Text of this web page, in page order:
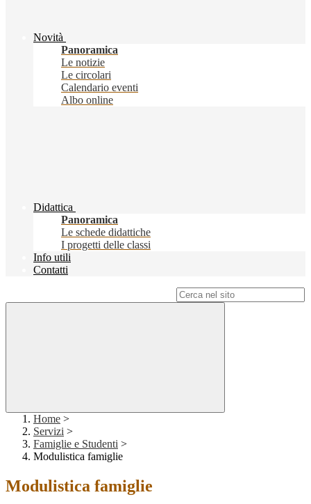
Novità
Panoramica
Le notizie
Le circolari
Calendario eventi
Albo online
Didattica
Panoramica
Le schede didattiche
I progetti delle classi
Info utili
Contatti
Home >
Servizi >
Famiglie e Studenti >
Modulistica famiglie
Modulistica famiglie